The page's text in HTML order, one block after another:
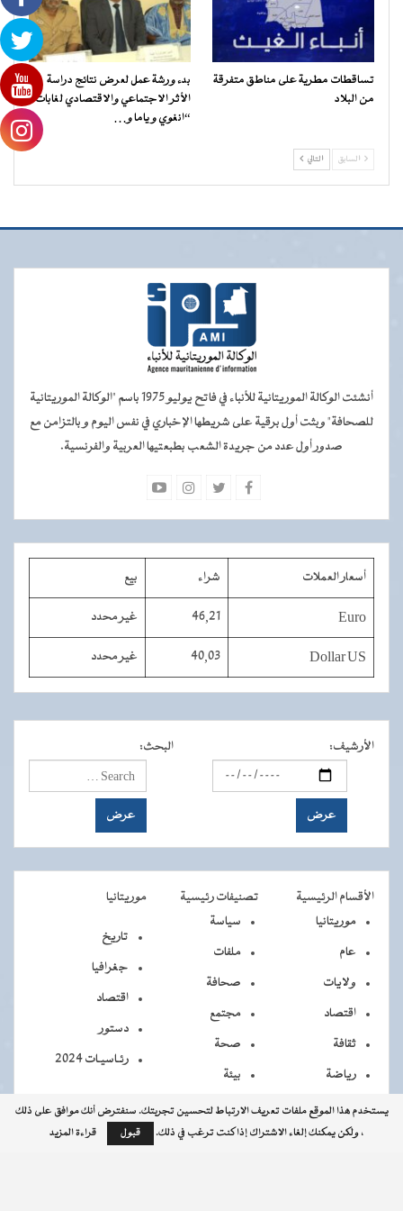
تساقطات مطرية على مناطق متفرقة
من البلاد
بدء ورشة عمل لعرض نتائج دراسة
الأثر الاجتماعي والاقتصادي لغابات
“انغوي و ياما و…
السابق التالي
أنشئت الوكالة الموريتانية للأنباء في فاتح يوليو 1975 باسم "الوكالة الموريتانية
للصحافة" وبثت أول برقية على شريطها الإخباري في نفس اليوم و بالتزامن مع
صدور أول عدد من جريدة الشعب بطبعتيها العربية والفرنسية.
أسعار العملات شراء بيع
Euro
46,21 غير محدد
Dollar US
40,03 غير محدد
الأرشيف: البحث:
الأقسام الرئيسية تصنيفات رئيسية
موريتانيا
موريتانيا
عام
ولايات
اقتصاد
ثقافة
رياضة
سياسة
ملفات
صحافة
مجتمع
صحة
بيئة
تاريخ
جغرافيا
اقتصاد
دستور
رئـاسيـات 2024
يستخدم هذا الموقع ملفات تعريف الارتباط لتحسين تجربتك. سنفترض أنك موافق على ذلك
، ولكن يمكنك إلغاء الاشتراك إذا كنت ترغب في ذلك.
قبول قراءة المزيد